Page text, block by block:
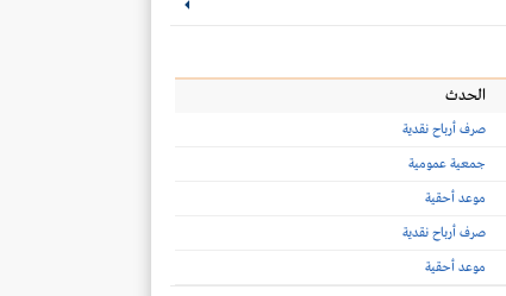
الحدث
صرف أرباح نقدية
جمعية عمومية
موعد أحقية
صرف أرباح نقدية
موعد أحقية